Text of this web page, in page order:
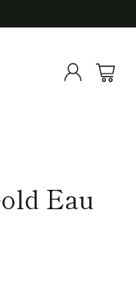
Eau